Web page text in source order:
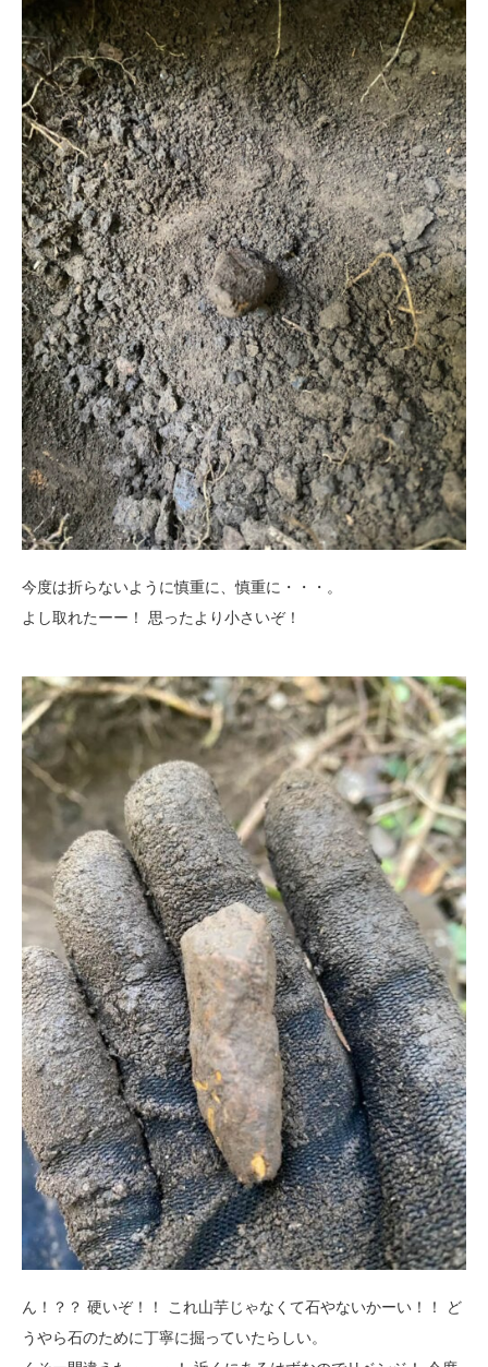
今度は折らないように慎重に、慎重に・・・。
よし取れたーー！ 思ったより小さいぞ！
ん！？？ 硬いぞ！！ これ山芋じゃなくて石やないかーい！！ ど
うやら石のために丁寧に掘っていたらしい。